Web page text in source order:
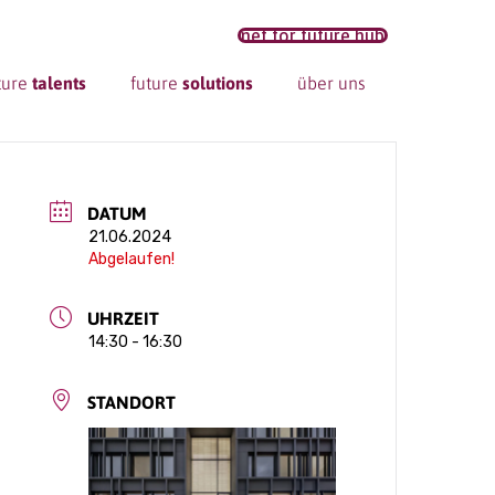
net for future hub
talents future solutions über uns
DATUM
21.06.2024
Abgelaufen!
UHRZEIT
14:30 - 16:30
STANDORT